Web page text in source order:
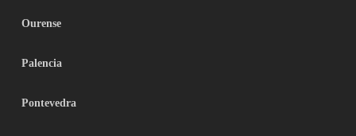
Ourense
Palencia
Pontevedra